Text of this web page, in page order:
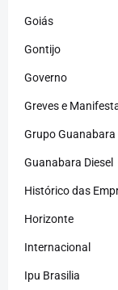
Goiás
Gontijo
Governo
Greves e
Grupo Guanabara
Guanabara Diesel
Histórico das
Horizonte
Internacional
Ipu Brasilia